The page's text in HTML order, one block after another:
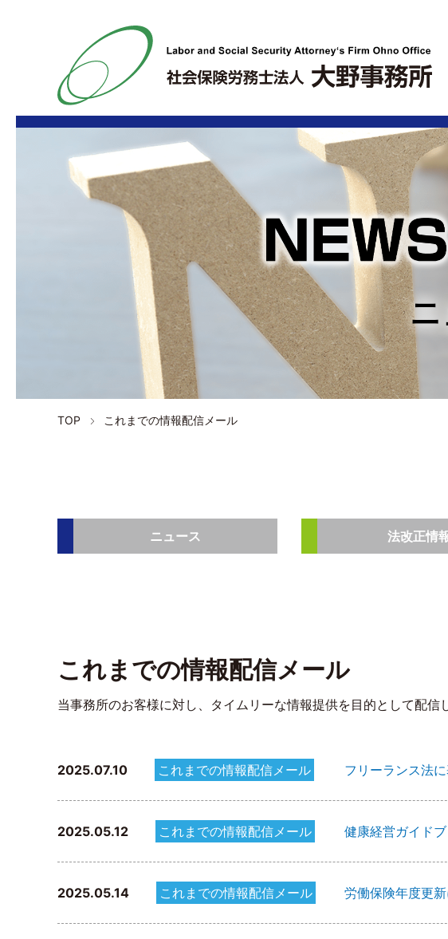
TOP これまでの情報配信メール
ニュース 法改正情
これまでの情報配信メール
当事務所のお客様に対し、タイムリーな情報提供を目的として配信
2025.07.10 これまでの情報配信メール フリーランス法
2025.05.12 これまでの情報配信メール 健康経営ガイド
2025.05.14 これまでの情報配信メール 労働保険年度更